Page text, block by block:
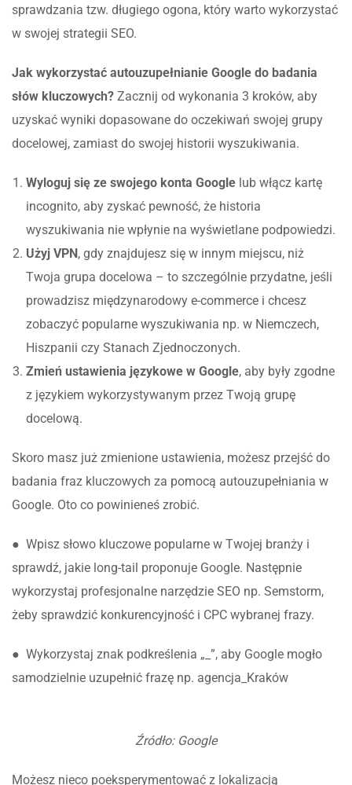
sprawdzania tzw. długiego ogona, który warto wykorzystać
w swojej strategii SEO.
Jak wykorzystać autouzupełnianie Google do badania
słów kluczowych? Zacznij od wykonania 3 kroków, aby
uzyskać wyniki dopasowane do oczekiwań swojej grupy
docelowej, zamiast do swojej historii wyszukiwania.
Wyloguj się ze swojego konta Google lub włącz kartę
incognito, aby zyskać pewność, że historia
wyszukiwania nie wpłynie na wyświetlane podpowiedzi.
Użyj VPN, gdy znajdujesz się w innym miejscu, niż
Twoja grupa docelowa – to szczególnie przydatne, jeśli
prowadzisz międzynarodowy e-commerce i chcesz
zobaczyć popularne wyszukiwania np. w Niemczech,
Hiszpanii czy Stanach Zjednoczonych.
Zmień ustawienia językowe w Google, aby były zgodne
z językiem wykorzystywanym przez Twoją grupę
docelową.
Skoro masz już zmienione ustawienia, możesz przejść do
badania fraz kluczowych za pomocą autouzupełniania w
Google. Oto co powinieneś zrobić.
● Wpisz słowo kluczowe popularne w Twojej branży i
sprawdź, jakie long-tail proponuje Google. Następnie
wykorzystaj profesjonalne narzędzie SEO np. Semstorm,
żeby sprawdzić konkurencyjność i CPC wybranej frazy.
● Wykorzystaj znak podkreślenia „_”, aby Google mogło
samodzielnie uzupełnić frazę np. agencja_Kraków
Źródło: Google
Możesz nieco poeksperymentować z lokalizacją